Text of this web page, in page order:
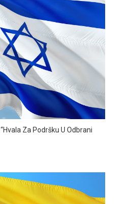
Za Podršku U Odbrani